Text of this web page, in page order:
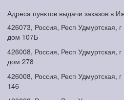
Адреса пунктов выдачи заказов в
426073, Россия, Респ Удмуртская,
дом 107Б
426008, Россия, Респ Удмуртская,
дом 278
426008, Россия, Респ Удмуртская,
146